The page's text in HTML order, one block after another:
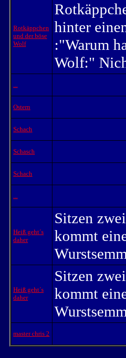
Rotkäppchen
und der böse
Wolf
hinter
:"Warum
Wolf:"
...
Ostern
Schach
Schasch
Schach
...
Heiß geht´s
daher
Sitzen
kommt
Heiß geht´s
daher
Sitzen
kommt
master chris 2